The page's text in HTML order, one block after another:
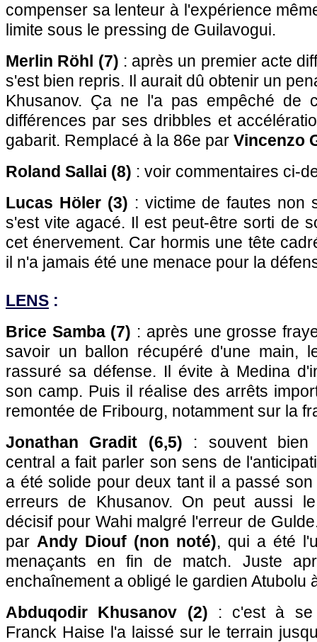
compenser sa lenteur à l'expérience
limite sous le pressing de Guilavogui.
Merlin Röhl (7) : après un premier acte
s'est bien repris. Il aurait dû obtenir un
Khusanov. Ça ne l'a pas empêché de
différences par ses dribbles et
gabarit. Remplacé à la 86e par Vincenzo
Roland Sallai (8) : voir commentaires ci-
Lucas Höler (3) : victime de fautes non
s'est vite agacé. Il est peut-être sorti de
cet énervement. Car hormis une tête
il n'a jamais été une menace pour la
LENS :
Brice Samba (7) : après une grosse
savoir un ballon récupéré d'une main,
rassuré sa défense. Il évite à Medina
son camp. Puis il réalise des arrêts
remontée de Fribourg, notamment sur la
Jonathan Gradit (6,5) : souvent bien
central a fait parler son sens de
a été solide pour deux tant il a passé
erreurs de Khusanov. On peut aussi
décisif pour Wahi malgré l'erreur de
par Andy Diouf (non noté), qui a été
menaçants en fin de match. Juste
enchaînement a obligé le gardien Atubolu
Abduqodir Khusanov (2) : c'est à se
Franck Haise l'a laissé sur le terrain